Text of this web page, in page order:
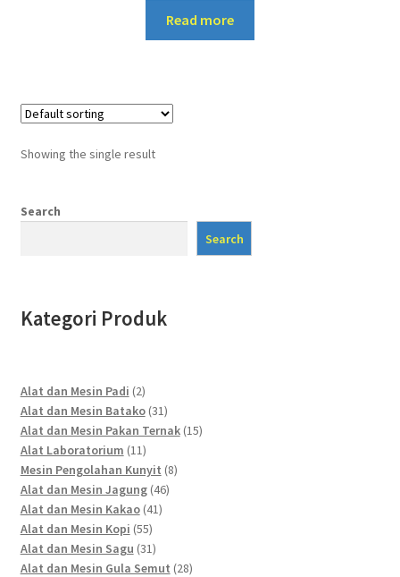
Read more
Showing the single result
Search
Search
Kategori Produk
Alat dan Mesin Padi 22
products
Alat dan Mesin Batako 3131
products
Alat dan Mesin Pakan Ternak 1515
Alat Laboratorium 1111
products
Mesin Pengolahan Kunyit 88
Alat dan Mesin Jagung 4646
Alat dan Mesin Kakao 4141
Alat dan Mesin Kopi 5555
products
Alat dan Mesin Sagu 3131
products
Alat dan Mesin Gula Semut 2828